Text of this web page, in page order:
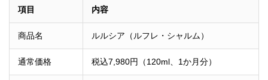
項目 内容
商品名 ルルシア（ルフレ・シャルム）
通常価格 税込7,980円（120ml、1か月分）